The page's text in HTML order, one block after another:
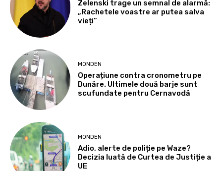
Zelenski trage un semnal de alarmă:
„Rachetele voastre ar putea salva
vieți”
MONDEN
Operațiune contra cronometru pe
Dunăre. Ultimele două barje sunt
scufundate pentru Cernavodă
MONDEN
Adio, alerte de poliție pe Waze?
Decizia luată de Curtea de Justiție a
UE